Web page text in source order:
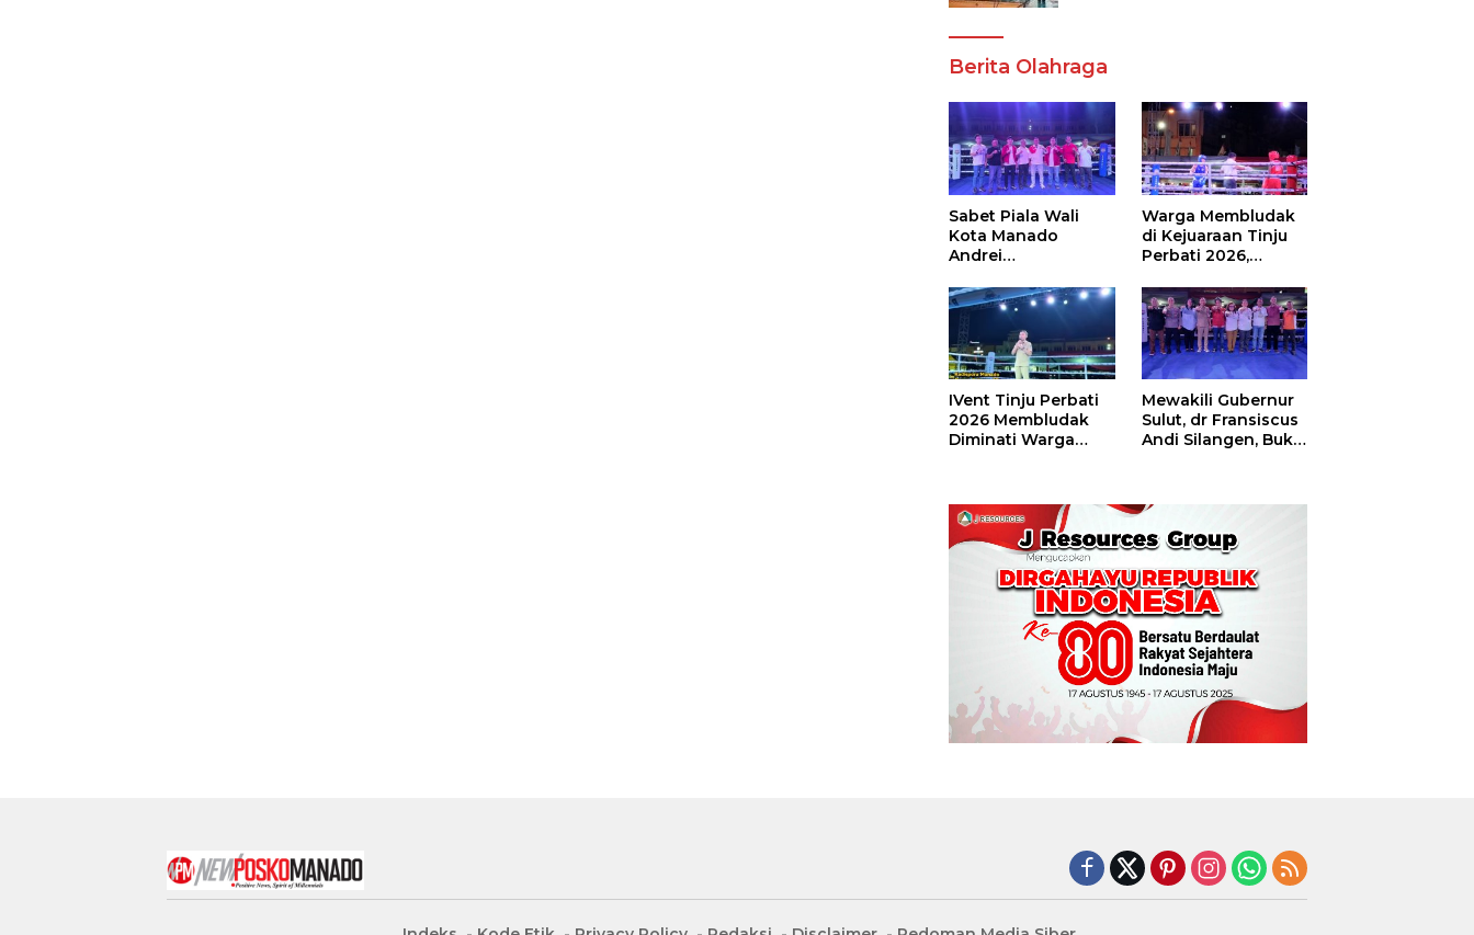
Berita Olahraga
Sabet Piala Wali
Kota Manado
Andrei
Boxing Camp Juara
Umum Tinju Perbati
2026
Warga Membludak
di Kejuaraan Tinju
Perbati 2026,
Piala Wali Kota
IVent Tinju Perbati
2026 Membludak
Diminati Warga
Mewakili Gubernur
Sulut, dr Fransiscus
Andi Silangen, Buka
Piala Wali Kota
Manado